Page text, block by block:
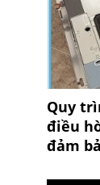
Quy
điều
đảm